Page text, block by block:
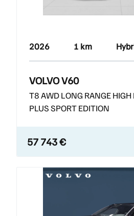
2026 1 km
VOLVO V60
T8 AWD LONG RANGE
PLUS SPORT EDITION
57 743 €